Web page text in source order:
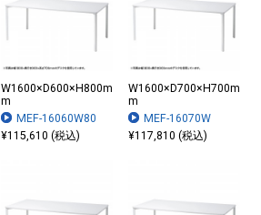
W1600×D600×H800m
m
MEF-16060W80
¥115,610 (税込)
W1600×D700×H700m
m
MEF-16070W
¥117,810 (税込)